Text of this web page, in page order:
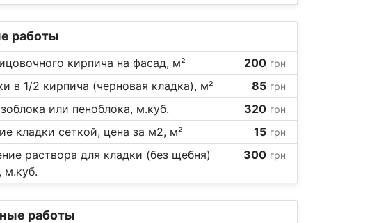
работы
кирпича на фасад, м² 200 грн
в 1/2 кирпича (черновая кладка), м² 85 грн
или пеноблока, м.куб. 320 грн
кладки сеткой, цена за м2, м² 15 грн
раствора для кладки (без щебня)
м.куб.
300 грн
работы